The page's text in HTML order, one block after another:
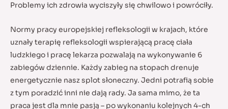
Problemy ich zdrowia wyciszyły się chwilowo i powróciły.
Normy pracy europejskiej refleksologii w krajach, które
uznały terapię refleksologii wspierającą pracę ciała
ludzkiego i pracę lekarza pozwalają na wykonywanie 6
zabiegów dziennie. Każdy zabieg na stopach drenuje
energetycznie nasz splot słoneczny. Jedni potrafią sobie
z tym poradzić inni nie dają rady. Ja sama mimo, że ta
praca jest dla mnie pasją – po wykonaniu kolejnych 4-ch